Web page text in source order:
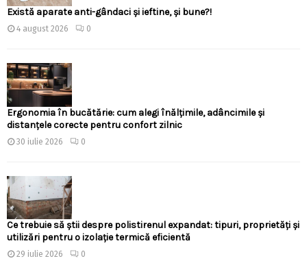
Există aparate anti-gândaci și ieftine, și bune?!
4 august 2026 0
Ergonomia în bucătărie: cum alegi înălțimile, adâncimile și
distanțele corecte pentru confort zilnic
30 iulie 2026 0
Ce trebuie să știi despre polistirenul expandat: tipuri, proprietăți și
utilizări pentru o izolație termică eficientă
29 iulie 2026 0